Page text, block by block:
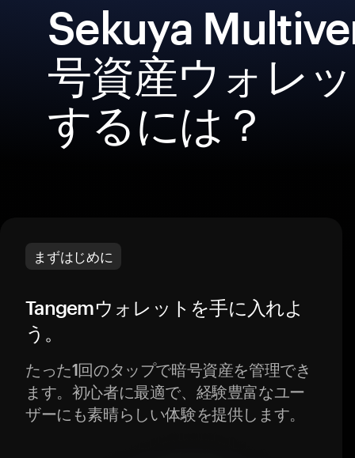
Sekuya
号資産ウォレ
するには？
まずはじめに
Tangemウォレットを手に入れよ
う。
たった1回のタップで暗号資産を管理でき
ます。初心者に最適で、経験豊富なユー
ザーにも素晴らしい体験を提供します。